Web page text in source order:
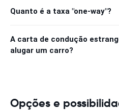
Quanto é a taxa "one-way"?
A carta de condução
alugar um carro?
Opções e